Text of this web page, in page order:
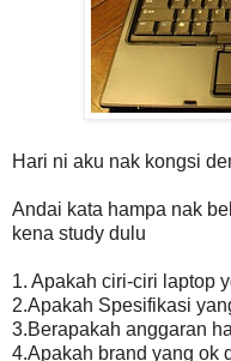
Hari ni aku nak kongsi
Andai kata hampa nak
kena study dulu
1. Apakah ciri-ciri laptop
2.Apakah Spesifikasi
3.Berapakah anggaran
4.Apakah brand yang ok